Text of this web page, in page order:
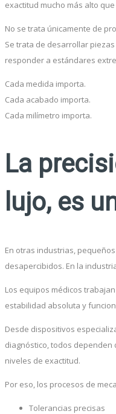
exactitud mucho más alto
No se trata únicamente de
Se trata de desarrollar
responder a estándares
Cada medida importa.
Cada acabado importa.
Cada milímetro importa.
La
lujo, es
En otras industrias,
desapercibidos. En la
Los equipos médicos
estabilidad absoluta y
Desde dispositivos
diagnóstico, todos
niveles de exactitud.
Por eso, los procesos de
Tolerancias precisas